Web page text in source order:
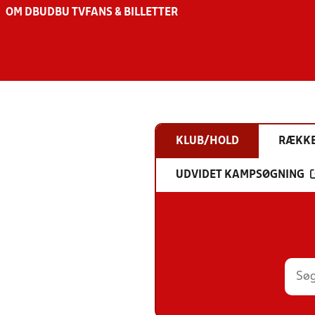
OM DBU DBU TV FANS & BILLETTER
KLUB/HOLD
UDVIDET KAMPSØGNING